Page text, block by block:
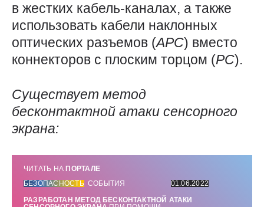
в жестких кабель-каналах, а также
использовать кабели наклонных
оптических разъемов (APC) вместо
коннекторов с плоским торцом (PC).
Существует метод
бесконтактной атаки сенсорного
экрана:
ЧИТАТЬ НА ПОРТАЛЕ
БЕЗОПАСНОСТЬ СОБЫТИЯ
01.06.2022
РАЗРАБОТАН МЕТОД БЕСКОНТАКТНОЙ АТАКИ